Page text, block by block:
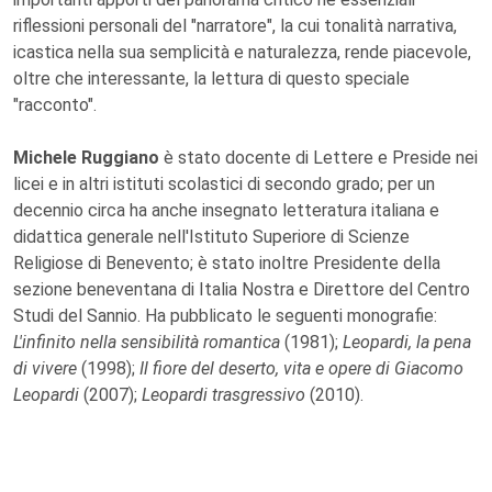
riflessioni personali del "narratore", la cui tonalità narrativa,
icastica nella sua semplicità e naturalezza, rende piacevole,
oltre che interessante, la lettura di questo speciale
"racconto".
Michele Ruggiano è stato docente di Lettere e Preside nei
licei e in altri istituti scolastici di secondo grado; per un
decennio circa ha anche insegnato letteratura italiana e
didattica generale nell'Istituto Superiore di Scienze
Religiose di Benevento; è stato inoltre Presidente della
sezione beneventana di Italia Nostra e Direttore del Centro
Studi del Sannio. Ha pubblicato le seguenti monografie:
L'infinito nella sensibilità romantica (1981); Leopardi, la pena
di vivere (1998); Il fiore del deserto, vita e opere di Giacomo
Leopardi (2007); Leopardi trasgressivo (2010).